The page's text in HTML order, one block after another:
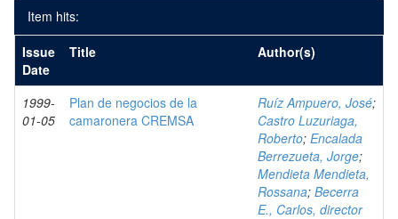
Item hits:
Issue
Date
Title Author(s)
1999-
01-05
Plan de negocios de la
camaronera CREMSA
Ruíz Ampuero, José;
Castro Luzuriaga,
Roberto; Encalada
Berrezueta, Jorge;
Mendieta Mendieta,
Rossana; Becerra
E., Carlos, director